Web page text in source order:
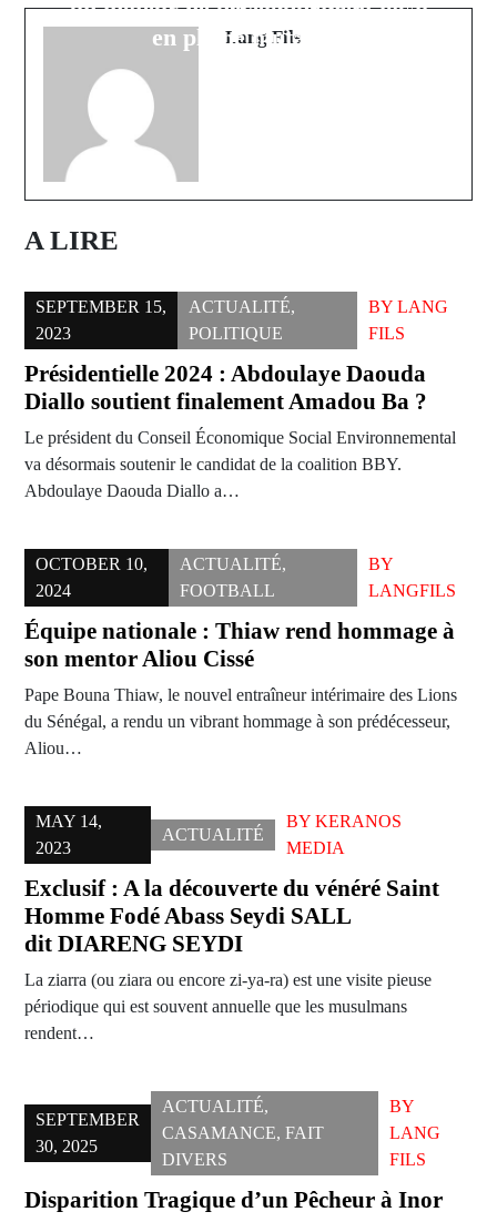
quartier Diaobé 1 Est
un moteur de développement local
en pleine mutation
Lang Fils
A LIRE
SEPTEMBER 15,
2023
ACTUALITÉ,
POLITIQUE
BYLANG
FILS
Présidentielle 2024 : Abdoulaye Daouda
Diallo soutient finalement Amadou Ba ?
Le président du Conseil Économique Social Environnemental
va désormais soutenir le candidat de la coalition BBY.
Abdoulaye Daouda Diallo a…
OCTOBER 10,
2024
ACTUALITÉ,
FOOTBALL
BY
LANGFILS
Équipe nationale : Thiaw rend hommage à
son mentor Aliou Cissé
Pape Bouna Thiaw, le nouvel entraîneur intérimaire des Lions
du Sénégal, a rendu un vibrant hommage à son prédécesseur,
Aliou…
MAY 14,
2023
ACTUALITÉ
BYKERANOS
MEDIA
Exclusif : A la découverte du vénéré Saint
Homme Fodé Abass Seydi SALL
dit DIARENG SEYDI
La ziarra (ou ziara ou encore zi-ya-ra) est une visite pieuse
périodique qui est souvent annuelle que les musulmans
rendent…
SEPTEMBER
30, 2025
ACTUALITÉ,
CASAMANCE, FAIT
DIVERS
BY
LANG
FILS
Disparition Tragique d’un Pêcheur à Inor